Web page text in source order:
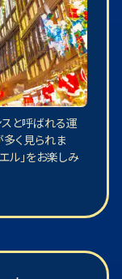
スと呼ばれる運
く見られま
ル」をお楽しみ